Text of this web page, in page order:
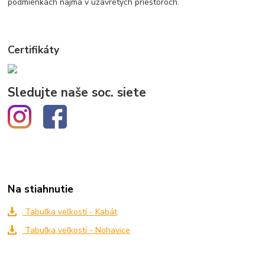
Certifikáty
Sledujte naše soc. siete
Na stiahnutie
Tabuľka veľkostí - Kabát
Tabuľka veľkostí - Nohavice